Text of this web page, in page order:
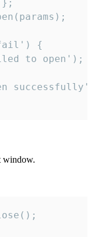
{
to open');
window.